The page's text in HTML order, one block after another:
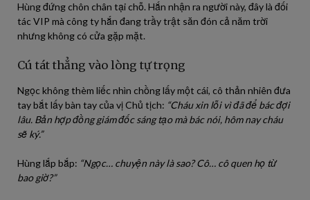
Hùng đứng chôn chân tại chỗ. Hắn nhận ra người này, đây là đối
tác VIP mà công ty hắn đang trầy trật săn đón cả năm trời
nhưng không có cửa gặp mặt.
Cú tát thẳng vào lòng tự trọng
Ngọc không thèm liếc nhìn chồng lấy một cái, cô thản nhiên đưa
tay bắt lấy bàn tay của vị Chủ tịch: “Cháu xin lỗi vì đã để bác đợi
lâu. Bản hợp đồng giám đốc sáng tạo mà bác nói, hôm nay cháu
sẽ ký.”
Hùng lắp bắp: “Ngọc… chuyện này là sao? Cô… cô quen họ từ
bao giờ?”